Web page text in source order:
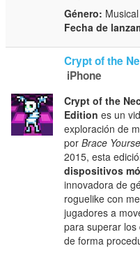
Género:
Fecha de
Crypt of the
iPhone
Crypt of the
Edition es un
exploración de
porBrace
2015, esta
dispositivos
innovadora de
roguelike con
jugadores a
para superar
de forma